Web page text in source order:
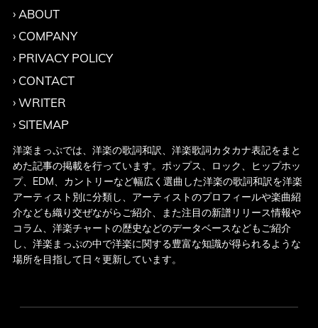
ABOUT
COMPANY
PRIVACY POLICY
CONTACT
WRITER
SITEMAP
洋楽まっぷでは、洋楽の歌詞和訳、洋楽歌詞カタカナ表記をまと
めた記事の掲載を行っています。ポップス、ロック、ヒップホッ
プ、EDM、カントリーなど幅広く選曲した洋楽の歌詞和訳を洋楽
アーティスト別に分類し、アーティストのプロフィールや楽曲紹
介なども織り交ぜながらご紹介、また注目の新譜リリース情報や
コラム、洋楽チャートの歴史などのデータベースなどもご紹介
し、洋楽まっぷの中で洋楽に関する豊富な知識が得られるような
場所を目指して日々更新しています。